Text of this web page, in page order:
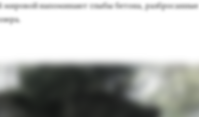
ми­ровой на­поми­на­ют глы­бы бе­тона, раз­бро­сан­ные